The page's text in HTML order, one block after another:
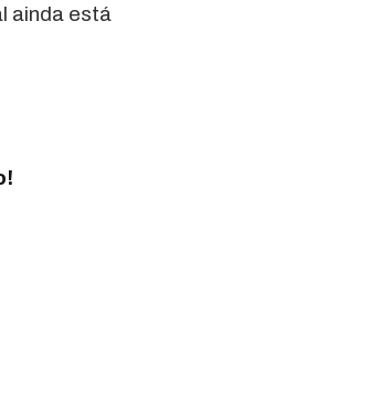
ainda está